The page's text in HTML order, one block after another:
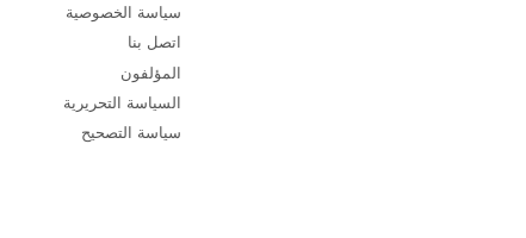
سياسة الخصوصية
اتصل بنا
المؤلفون
السياسة التحريرية
سياسة التصحيح